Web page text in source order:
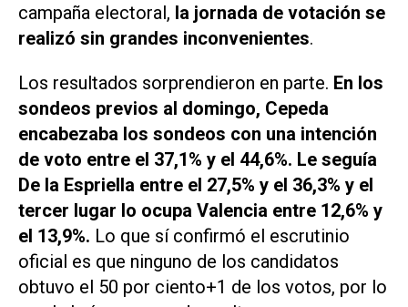
campaña electoral, la jornada de votación se
realizó sin grandes inconvenientes.
Los resultados sorprendieron en parte. En los
sondeos previos al domingo, Cepeda
encabezaba los sondeos con una intención
de voto entre el 37,1% y el 44,6%. Le seguía
De la Espriella entre el 27,5% y el 36,3% y el
tercer lugar lo ocupa Valencia entre 12,6% y
el 13,9%. Lo que sí confirmó el escrutinio
oficial es que ninguno de los candidatos
obtuvo el 50 por ciento+1 de los votos, por lo